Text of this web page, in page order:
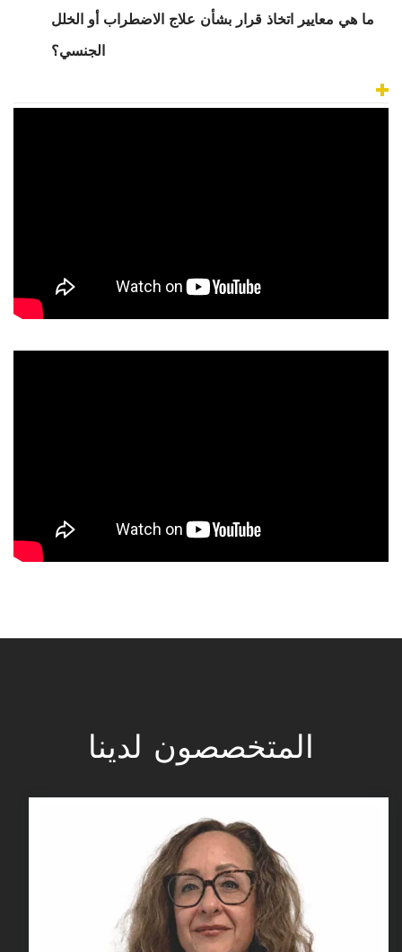
ما هي معايير اتخاذ قرار بشأن علاج الاضطراب أو الخلل
الجنسي؟
المتخصصون لدينا